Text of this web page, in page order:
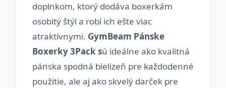
doplnkom, ktorý dodáva boxerkám
osobitý štýl a robí ich ešte viac
atraktívnymi. GymBeam Pánske
Boxerky 3Pack sú ideálne ako kvalitná
pánska spodná bielizeň pre každodenné
použitie, ale aj ako skvelý darček pre